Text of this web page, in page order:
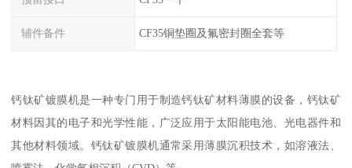
辅件备件 CF35铜垫圈及氟密封圈全套等
钙钛矿镀膜机是一种专门用于制造钙钛矿材料薄膜的设备，钙钛矿
材料因其的电子和光学性能，广泛应用于太阳能电池、光电器件和
其他材料领域。钙钛矿镀膜机通常采用薄膜沉积技术，如溶液法、